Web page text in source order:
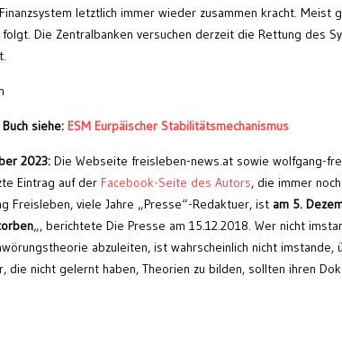
letztlich immer wieder zusammen kracht. Meist
Die Zentralbanken versuchen derzeit die Rettung des
siehe: ESM Eurpäischer Stabilitätsmechanismus
2023: Die Webseite freisleben-news.at sowie wolfgang-
Eintrag auf der Facebook-Seite des Autors, die immer
Freisleben, viele Jahre „Presse“-Redaktuer, ist am 5.
„, berichtete Die Presse am 15.12.2018. Wer nicht
abzuleiten, ist wahrscheinlich nicht imstande,
die nicht gelernt haben, Theorien zu bilden, sollten ihren